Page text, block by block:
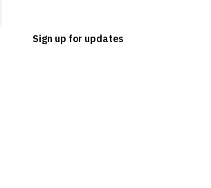
Sign up for updates